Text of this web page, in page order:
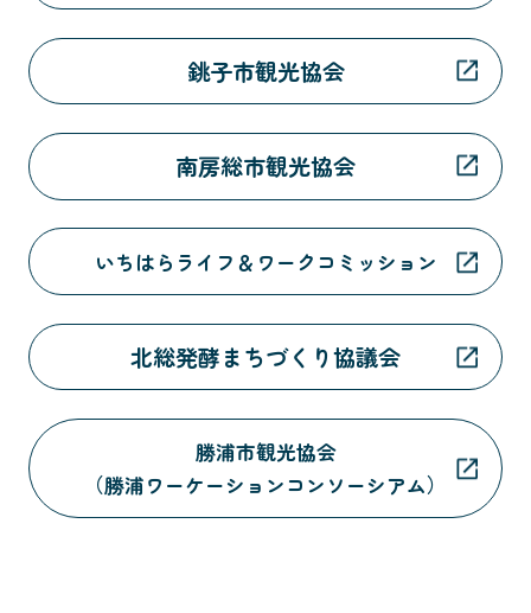
銚子市観光協会
南房総市観光協会
いちはらライフ＆ワークコミッション
北総発酵まちづくり協議会
勝浦市観光協会
（勝浦ワーケーションコンソーシアム）